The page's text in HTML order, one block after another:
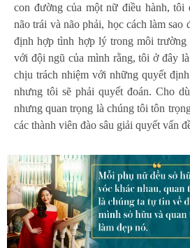
con đường của một nữ điều hành, tôi
não trái và não phải, học cách làm sao
định hợp tình hợp lý trong môi
với đội ngũ của mình rằng, tôi ở đây
chịu trách nhiệm với những quyết
nhưng tôi sẽ phải quyết đoán. Cho
nhưng quan trọng là chúng tôi tôn
các thành viên đào sâu giải quyết vấn